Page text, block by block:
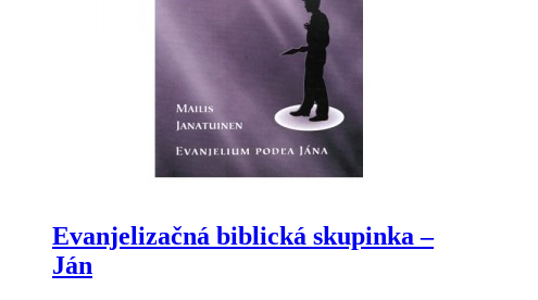
Evanjelizačná biblická skupinka –
Ján